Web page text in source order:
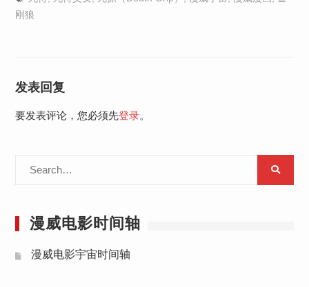
刚狼
发表回复
要发表评论，您必须先登录。
漫威电影时间轴
漫威电影宇宙时间轴